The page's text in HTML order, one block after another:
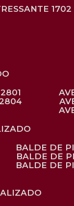
1702
BALDE DE
BALDE DE
BALDE DE